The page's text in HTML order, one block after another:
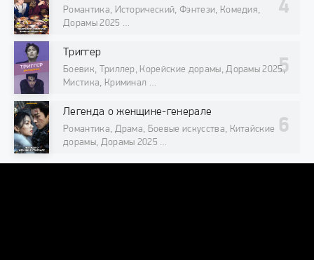
Романтика, Исторический, Фэнтези, Комедия,
Дорамы 2025
Триггер
Боевик, Триллер, Корейские дорамы, Дорамы 2025,
Мистика, Криминал
Легенда о женщине-генерале
Романтика, Драма, Боевые искусства, Китайские
дорамы, Дорамы 2025